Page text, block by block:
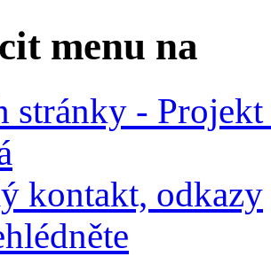
menu na
stránky -
kontakt, odkazy